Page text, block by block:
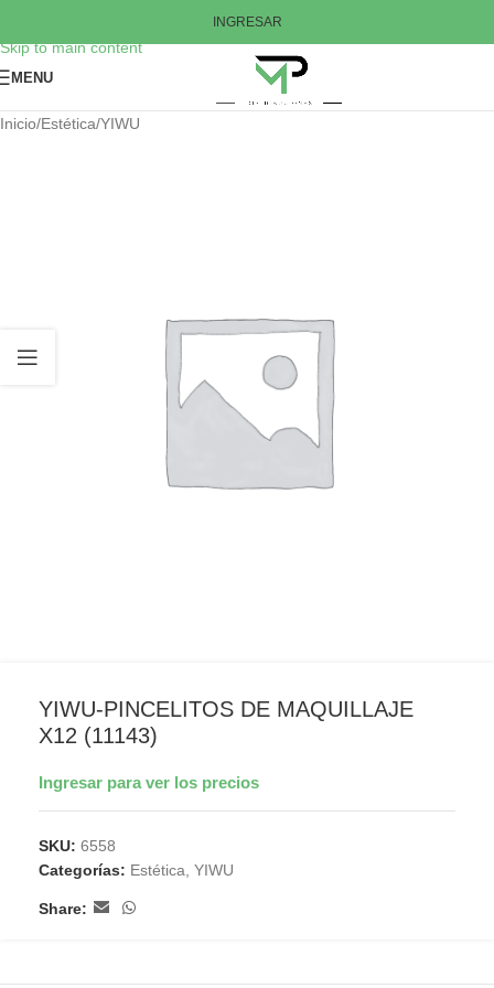
Skip to main content
INGRESAR
MENU
Inicio/Estética/YIWU
YIWU-PINCELITOS DE MAQUILLAJE
X12 (11143)
Ingresar para ver los precios
SKU: 6558
Categorías: Estética YIWU
Share: